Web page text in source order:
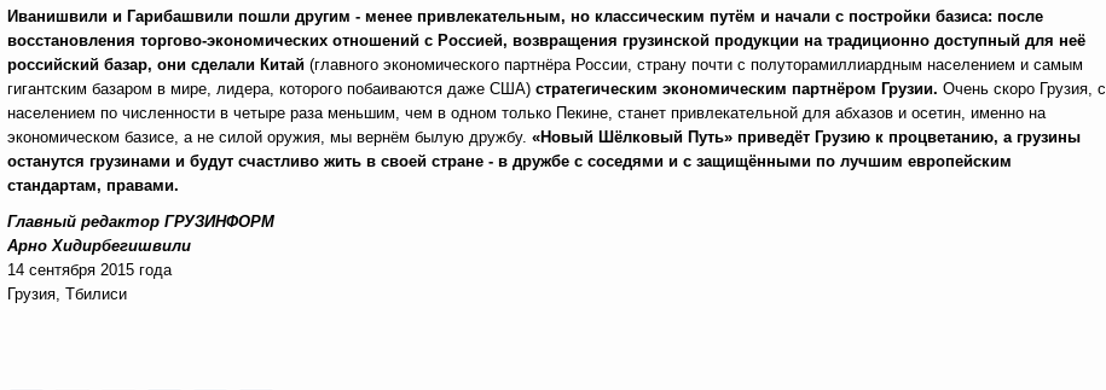
Иванишвили и Гарибашвили пошли другим - менее привлекательным, но классическим путём и начали с постройки базиса: после
восстановления торгово-экономических отношений с Россией, возвращения грузинской продукции на традиционно доступный для неё
российский базар, они сделали Китай (главного экономического партнёра России, страну почти с полуторамиллиардным населением и самым
гигантским базаром в мире, лидера, которого побаиваются даже США) стратегическим экономическим партнёром Грузии. Очень скоро Грузия, с
населением по численности в четыре раза меньшим, чем в одном только Пекине, станет привлекательной для абхазов и осетин, именно на
экономическом базисе, а не силой оружия, мы вернём былую дружбу. «Новый Шёлковый Путь» приведёт Грузию к процветанию, а грузины
останутся грузинами и будут счастливо жить в своей стране - в дружбе с соседями и с защищёнными по лучшим европейским
стандартам, правами.
Главный редактор ГРУЗИНФОРМ
Арно Хидирбегишвили
14 сентября 2015 года
Грузия, Тбилиси